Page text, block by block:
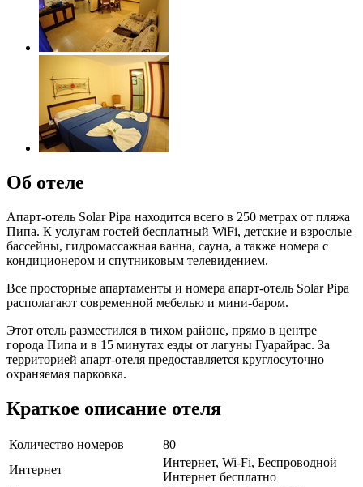
Об отеле
Апарт-отель Solar Pipa находится всего в 250 метрах от пляжа
Пипа. К услугам гостей бесплатный WiFi, детские и взрослые
бассейны, гидромассажная ванна, сауна, а также номера с
кондиционером и спутниковым телевидением.
Все просторные апартаменты и номера апарт-отель Solar Pipa
располагают современной мебелью и мини-баром.
Этот отель разместился в тихом районе, прямо в центре
города Пипа и в 15 минутах езды от лагуны Гуарайрас. За
территорией апарт-отеля предоставляется круглосуточно
охраняемая парковка.
Краткое описание отеля
Количество номеров
80
Интернет
Интернет, Wi-Fi, Беспроводной
Интернет бесплатно